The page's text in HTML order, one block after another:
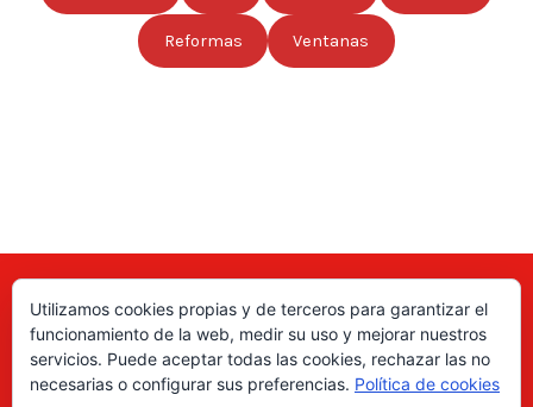
Reformas Ventanas
Aquí puede encontrar las direcciones de empresas, autónomos,
fabricantes locales, asociaciones, etc; de todo el país. ¡Valore sus
productos y servicios para ayudar a los usuarios a tomar la decisión
Utilizamos cookies propias y de terceros para garantizar el
funcionamiento de la web, medir su uso y mejorar nuestros
servicios. Puede aceptar todas las cookies, rechazar las no
necesarias o configurar sus preferencias. Política de cookies